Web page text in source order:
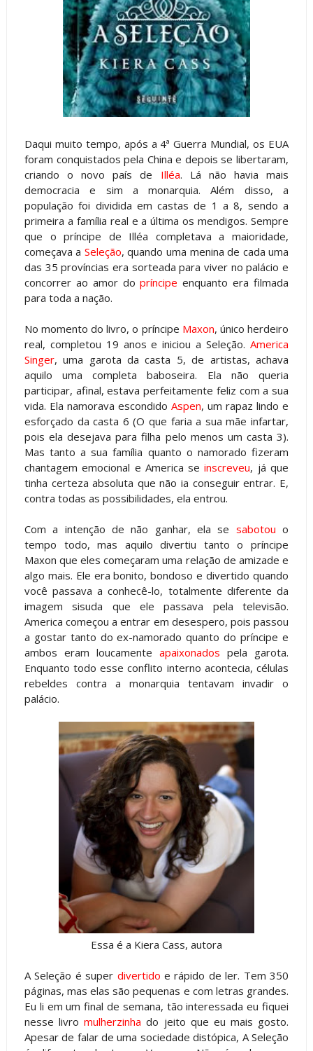
Daqui muito tempo, após a 4ª Guerra Mundial, os EUA
foram conquistados pela China e depois se libertaram,
criando o novo país de Illéa. Lá não havia mais
democracia e sim a monarquia. Além disso, a
população foi dividida em castas de 1 a 8, sendo a
primeira a família real e a última os mendigos. Sempre
que o príncipe de Illéa completava a maioridade,
começava a Seleção, quando uma menina de cada uma
das 35 províncias era sorteada para viver no palácio e
concorrer ao amor dopríncipe enquanto era filmada
para toda a nação.
No momento do livro, o príncipe Maxon, único herdeiro
real, completou 19 anos e iniciou a Seleção.America
Singer, uma garota da casta 5, de artistas, achava
aquilo uma completa baboseira. Ela não queria
participar, afinal, estava perfeitamente feliz com a sua
vida. Ela namorava escondido Aspen, um rapaz lindo e
esforçado da casta 6 (O que faria a sua mãe infartar,
pois ela desejava para filha pelo menos um casta 3).
Mas tanto a sua família quanto o namorado fizeram
chantagem emocional e America seinscreveu, já que
tinha certeza absoluta que não ia conseguir entrar. E,
contra todas as possibilidades, ela entrou.
Com a intenção de não ganhar, ela se sabotou o
tempo todo, mas aquilo divertiu tanto o príncipe
Maxon que eles começaram uma relação de amizade e
algo mais. Ele era bonito, bondoso e divertido quando
você passava a conhecê-lo, totalmente diferente da
imagem sisuda que ele passava pela televisão.
America começou a entrar em desespero, pois passou
a gostar tanto do ex-namorado quanto do príncipe e
ambos eram loucamente apaixonados pela garota.
Enquanto todo esse conflito interno acontecia, células
rebeldes contra a monarquia tentavam invadir o
palácio.
Essa é a Kiera Cass, autora
A Seleção é super divertidoe rápido de ler. Tem 350
páginas, mas elas são pequenas e com letras grandes.
Eu li em um final de semana, tão interessada eu fiquei
nesse livromulherzinha do jeito que eu mais gosto.
Apesar de falar de uma sociedade distópica, A Seleção